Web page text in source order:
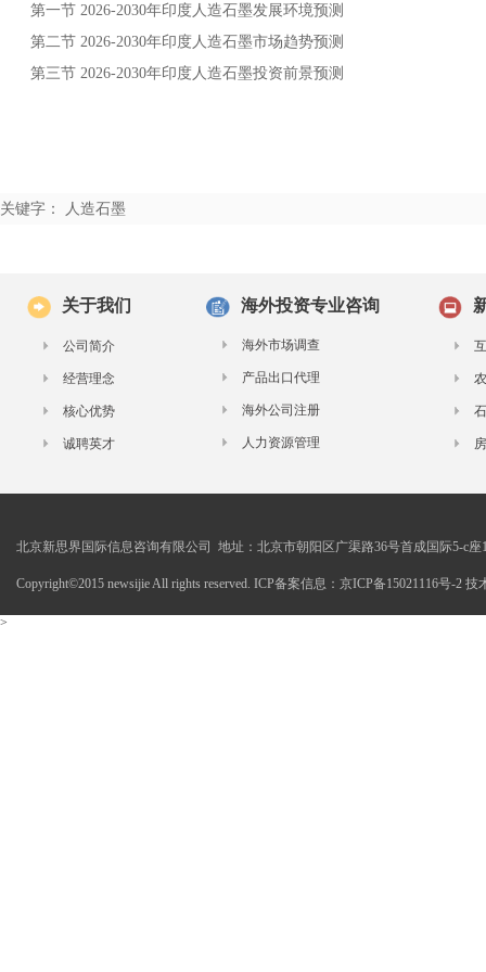
第一节 2026-2030年印度人造石墨发展环境预测
第二节 2026-2030年印度人造石墨市场趋势预测
第三节 2026-2030年印度人造石墨投资前景预测
关键字： 人造石墨
关于我们
公司简介
经营理念
核心优势
诚聘英才
海外投资专业咨询
海外市场调查
产品出口代理
海外公司注册
人力资源管理
北京新思界国际信息咨询有限公司 地址：北京市朝阳区广渠路36号首成国际5-c座
Copyright©2015 newsijie All rights reserved. ICP备案信息：京ICP备15021116号-2 技
>